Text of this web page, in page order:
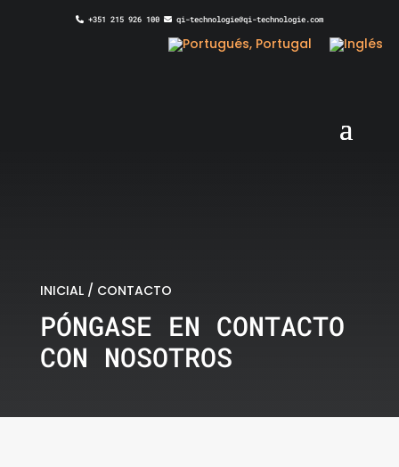
+351 215 926 100 qi-technologie@qi-technologie.com
INICIAL/ CONTACTO
PÓNGASE EN CONTACTO
CON NOSOTROS